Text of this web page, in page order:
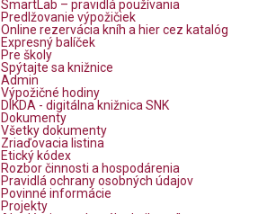
SmartLab – pravidlá používania
Predlžovanie výpožičiek
Online rezervácia kníh a hier cez katalóg
Expresný balíček
Pre školy
Spýtajte sa knižnice
Admin
Výpožičné hodiny
DIKDA - digitálna knižnica SNK
Dokumenty
Všetky dokumenty
Zriaďovacia listina
Etický kódex
Rozbor činnosti a hospodárenia
Pravidlá ochrany osobných údajov
Povinné informácie
Projekty